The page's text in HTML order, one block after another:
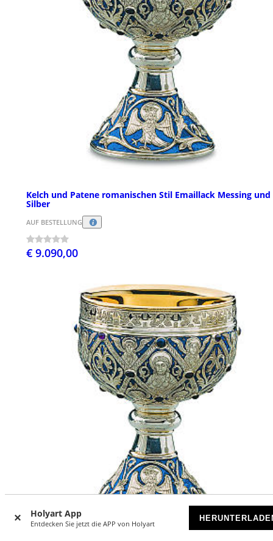
Holyart App
Entdecken Sie jetzt die APP von Holyart
Kelch und Patene romanischen Stil Emaillack Messing und
Silber
AUF BESTELLUNG
€ 9.090,00